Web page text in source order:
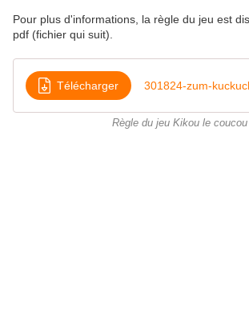
Pour plus d'informations, la règle du jeu est
pdf (fichier qui suit).
Télécharger
Règle du jeu Kikou le coucou